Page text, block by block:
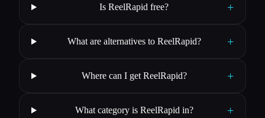
Is ReelRapid free? +
What are alternatives to ReelRapid? +
Where can I get ReelRapid? +
What category is ReelRapid in? +